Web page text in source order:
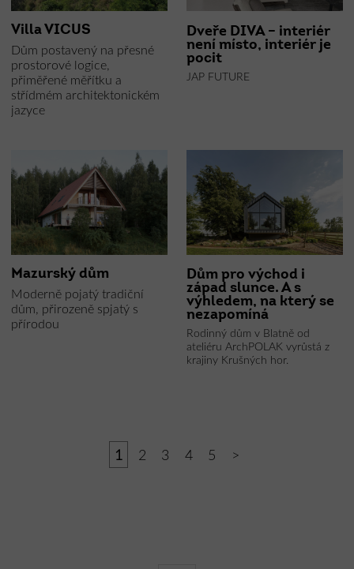
Villa VICUS
Dům postavený na přesné
prostorové logice,
přiměřené měřítku a
střídmém architektonickém
jazyce
Dveře DIVA – interiér
není místo, interiér je
pocit
JAP FUTURE
Mazurský dům
Moderně pojatý tradiční
dům, přirozeně spjatý s
přírodou
Dům pro východ i
západ slunce. A s
výhledem, na který se
nezapomíná
Rodinný dům v Blatně od
ateliéru ArchPOLAK vyrůstá z
krajiny Krušných hor.
1 2 3 4 5 >